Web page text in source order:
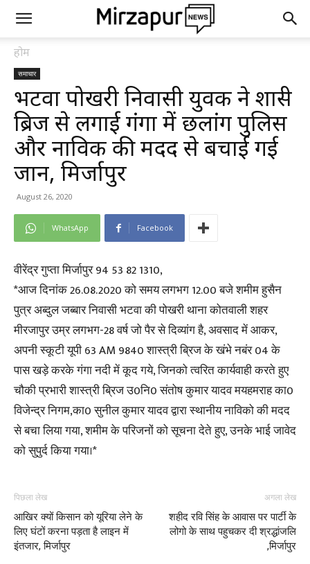
होम
समाचार
भटवा पोखरी निवासी युवक ने शास्त्री
ब्रिज से लगाई गंगा में छलांग पुलिस
और नाविक की मदद से बचाई गई
जान, मिर्जापुर
August 26, 2020
WhatsApp Facebook
वीरेंद्र गुप्ता मिर्जापुर 94 53 82 1310,
*आज दिनांक 26.08.2020 को समय लगभग 12.00 बजे शमीम हुसैन
पुत्र अब्दुल जब्बार निवासी भटवा की पोखरी थाना कोतवाली शहर
मीरजापुर उम्र लगभग-28 वर्ष जो पैर से दिव्यांग है, अवसाद में आकर,
अपनी स्कूटी यूपी 63 AM 9840 शास्त्री ब्रिज के खंभे नबंर 04 के
पास खड़े करके गंगा नदी में कूद गये, जिनको त्वरित कार्यवाही करते हुए
चौकी प्रभारी शास्त्री ब्रिज उ0नि0 संतोष कुमार यादव मयहमराह का0
विजेन्द्र निगम,का0 सुनील कुमार यादव द्वारा स्थानीय नाविको की मदद
से बचा लिया गया, शमीम के परिजनों को सूचना देते हुए, उनके भाई जावेद
को सुपुर्द किया गया।*
पिछला लेख
आखिर क्यों किसान को यूरिया लेने के
लिए घंटों करना पड़ता है लाइन में
इंतजार, मिर्जापुर
अगला लेख
शहीद रवि सिंह के आवास पर पार्टी के
लोगो के साथ पहुचकर दी श्रद्धांजलि
,मिर्जापुर